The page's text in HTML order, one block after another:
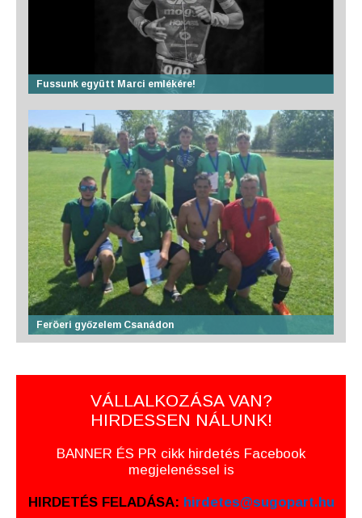
Fussunk együtt Marci emlékére!
Feröeri győzelem Csanádon
VÁLLALKOZÁSA VAN?
HIRDESSEN NÁLUNK!
BANNER ÉS PR cikk hirdetés Facebook
megjelenéssel is
HIRDETÉS FELADÁSA: hirdetes@sugopart.hu